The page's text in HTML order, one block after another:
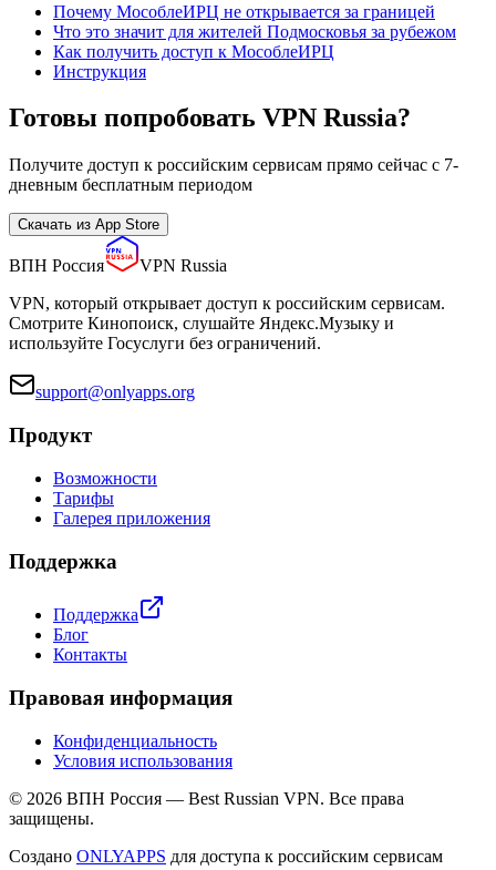
Почему МособлеИРЦ не открывается за границей
Что это значит для жителей Подмосковья за рубежом
Как получить доступ к МособлеИРЦ
Инструкция
Готовы попробовать VPN Russia?
Получите доступ к российским сервисам прямо сейчас с 7-
дневным бесплатным периодом
Скачать из App Store
ВПН Россия
VPN Russia
VPN, который открывает доступ к российским сервисам.
Смотрите Кинопоиск, слушайте Яндекс.Музыку и
используйте Госуслуги без ограничений.
support@onlyapps.org
Продукт
Возможности
Тарифы
Галерея приложения
Поддержка
Поддержка
Блог
Контакты
Правовая информация
Конфиденциальность
Условия использования
© 2026 ВПН Россия — Best Russian VPN. Все права
защищены.
Создано ONLYAPPS для доступа к российским сервисам